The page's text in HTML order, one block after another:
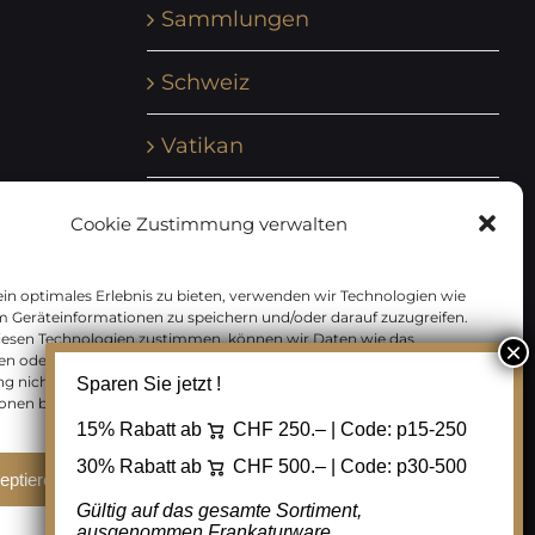
Cookie Zustimmung verwalten
optimales Erlebnis zu bieten, verwenden wir Technologien wie
Geräteinformationen zu speichern und/oder darauf zuzugreifen.
Technologien zustimmen, können wir Daten wie das
oder eindeutige IDs auf dieser Website verarbeiten. Wenn Sie Ihre
nicht erteilen oder zurückziehen, können bestimmte Merkmale
beeinträchtigt werden.
Ablehnen Cookie Einstellungen
Sammlungen
Schweiz
Vatikan
Zensurbelege Österreich
Zensurbelege Schweiz
Sparen Sie jetzt !
15% Rabatt ab CHF 250.– | Code: p15-250
30% Rabatt ab
CHF 500.– | Code: p30-500
Gültig auf das gesamte Sortiment,